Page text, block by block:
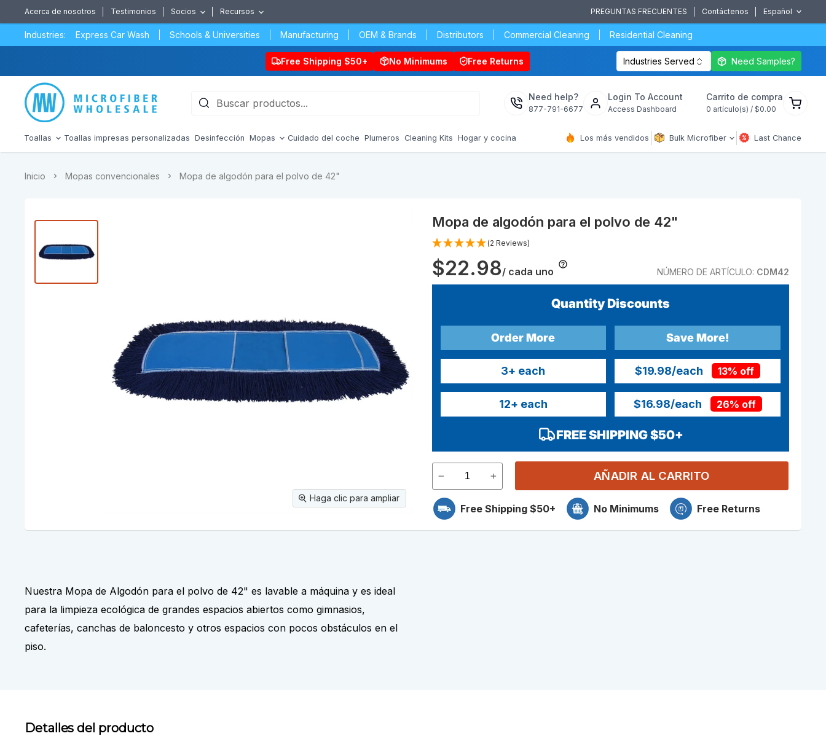
Acerca de nosotros Testimonios Socios Recursos PREGUNTAS FRECUENTES Contáctenos Español
Industries: Express Car Wash Schools & Universities Manufacturing OEM & Brands Distributors Commercial Cleaning Residential Cleaning
Free Shipping $50+ No Minimums Free Returns Industries Served Need Samples?
Need help?
877-791-6677
Login To Account
Access Dashboard
Carrito de compra
0 artículo(s) / $0.00
Ver
carrito
compra
Toallas Toallas impresas personalizadas Desinfección Mopas Cuidado del coche Plumeros Cleaning Kits Hogar y cocina Los más vendidos Bulk Microfiber Last Chance
Inicio Mopas convencionales Mopa de algodón para el polvo de 42"
Haga clic para ampliar
Mopa de algodón para el polvo de 42"
(2 Reviews)
$22.98/ cada uno NÚMERO DE ARTÍCULO: CDM42
Quantity Discounts
Order More
3+ each
12+ each
Save More!
$19.98/each 13% off
$16.98/each 26% off
FREE SHIPPING $50+
AÑADIR AL CARRITO
Free Shipping $50+ No Minimums Free Returns
Nuestra Mopa de Algodón para el polvo de 42" es lavable a máquina y es ideal
para la limpieza ecológica de grandes espacios abiertos como gimnasios,
cafeterías, canchas de baloncesto y otros espacios con pocos obstáculos en el
piso.
Detalles del producto